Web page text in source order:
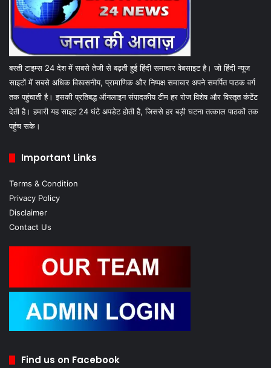
बस्ती टाइम्स 24 देश में सबसे तेजी से बढ़ती हुई हिंदी समाचार वेबसाइट है। जो हिंदी न्यूज
साइटों में सबसे अधिक विश्वसनीय, प्रामाणिक और निष्पक्ष समाचार अपने समर्पित पाठक वर्ग
तक पहुंचाती है। इसकी प्रतिबद्ध ऑनलाइन संपादकीय टीम हर रोज विशेष और विस्तृत कंटेंट
देती है। हमारी यह साइट 24 घंटे अपडेट होती है, जिससे हर बड़ी घटना तत्काल पाठकों तक
पहुंच सके।
Important Links
Terms & Condition
Privacy Policy
Disclaimer
Contact Us
Find us on Facebook